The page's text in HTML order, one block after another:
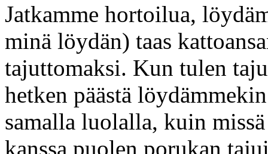
Jatkamme hortoilua,
minä löydän) taas
tajuttomaksi. Kun tulen
hetken päästä
samalla luolalla, kuin
kanssa puolen porukan